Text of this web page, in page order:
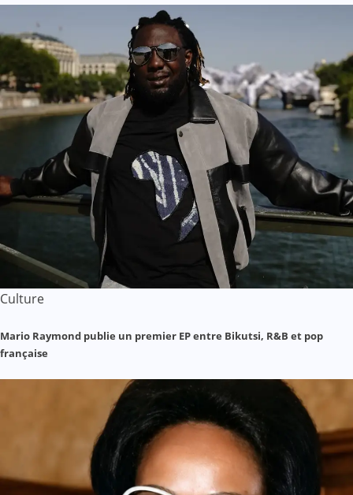
Culture
Mario Raymond publie un premier EP entre Bikutsi, R&B et pop
française